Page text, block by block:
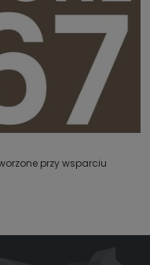
przy wsparciu